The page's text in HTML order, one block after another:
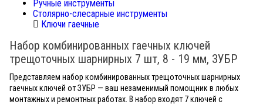
Ручные инструменты
Столярно-слесарные инструменты
Ключи гаечные
Набор комбинированных гаечных ключей
трещоточных шарнирных 7 шт, 8 - 19 мм, ЗУБР
Представляем набор комбинированных трещоточных шарнирных
гаечных ключей от ЗУБР — ваш незаменимый помощник в любых
монтажных и ремонтных работах. В набор входят 7 ключей с